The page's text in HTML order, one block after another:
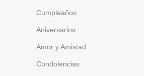
Cumpleaños
Aniversarios
Amor y Amistad
Condolencias